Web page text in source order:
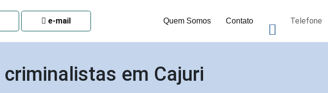
e-mail Quem Somos Contato Telefone
em Cajuri